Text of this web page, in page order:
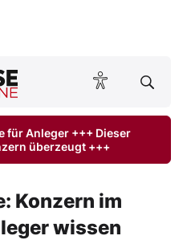
ONLINE lesen
für Anleger +++ Dieser
überzeugt +++
Konzern im
wissen